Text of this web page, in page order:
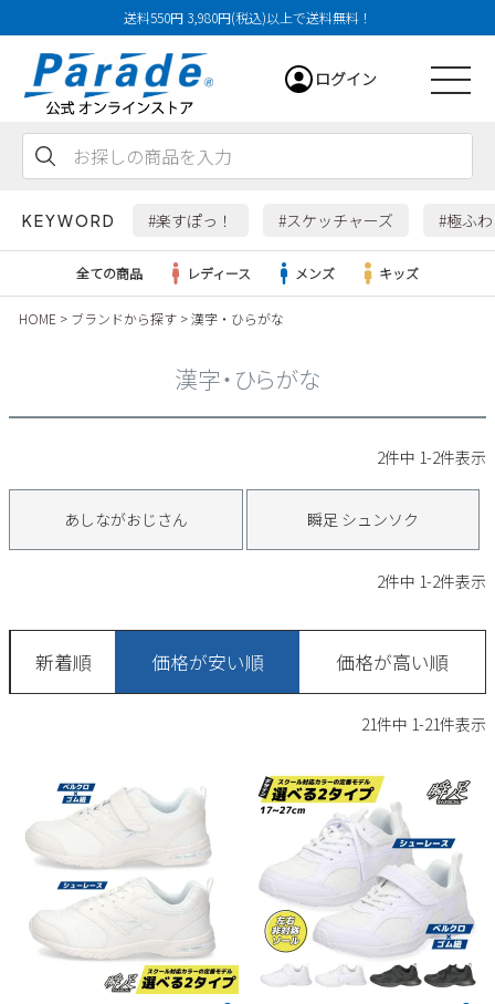
送料550円 3,980円(税込)以上で送料無料！
ログイン
KEYWORD #楽すぽっ！ #スケッチャーズ #極ふ
スニーカー
カジュアルシューズ
ワークシューズ
ブーツ
ウェア
すべての商品
レインシューズ
スニーカー
ローファー
カジュアルシューズ
ワークシューズ
ブーツ
キッズ
サンダル
スクール
フォーマル
メンズ新入荷
キッズ新入荷
SALE
レディースSALE
メンズSALE
キッズSALE
すべての商品
リュック
ボディバッグ
ハンドバッグ
雑貨
すべての商品
ケア用品
詳細検索
店舗一覧
全ての商品 レディース メンズ キッズ
HOME ブランドから探す 漢字・ひらがな
漢字・ひらがな
2件中 1-2件表示
あしながおじさん 瞬足 シュンソク
2件中 1-2件表示
新着順 価格が安い順 価格が高い順
21件中 1-21件表示